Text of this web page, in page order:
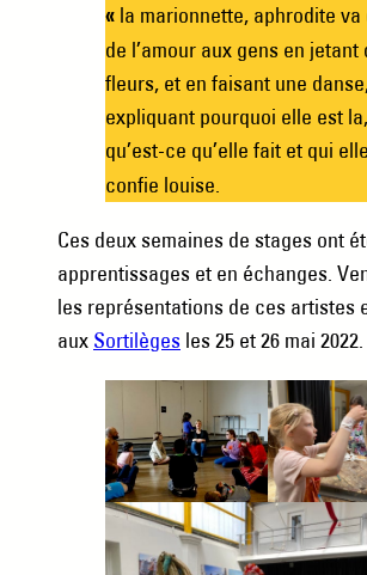
« la marionnette, aphrodite va
de l’amour aux gens en jetant
fleurs, et en faisant une
expliquant pourquoi elle est la,
qu’est-ce qu’elle fait et qui
confie louise.
Ces deux semaines de stages ont
apprentissages et en échanges.
les représentations de ces artistes
aux Sortilèges les 25 et 26 mai 2022.